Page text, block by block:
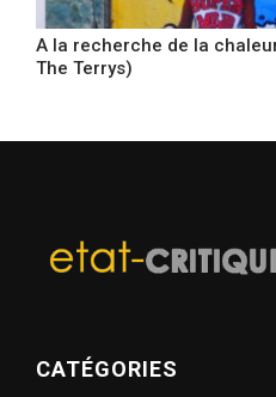
A la recherche de la
The Terrys)
CATÉGORIES